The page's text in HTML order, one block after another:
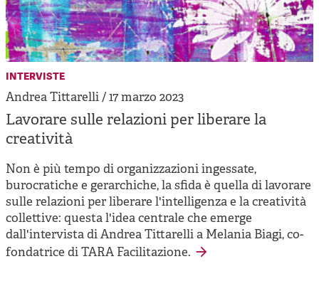
interviste
Andrea Tittarelli / 17 marzo 2023
Lavorare sulle relazioni per liberare la
creatività
Non è più tempo di organizzazioni ingessate,
burocratiche e gerarchiche, la sfida è quella di lavorare
sulle relazioni per liberare l'intelligenza e la creatività
collettive: questa l'idea centrale che emerge
dall'intervista di Andrea Tittarelli a Melania Biagi, co-
fondatrice di TARA Facilitazione.